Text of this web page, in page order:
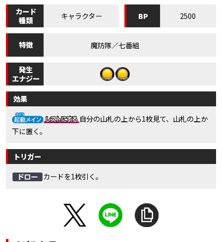
カード
種類
キャラクター BP 2500
特徴 魔防隊／七番組
発生
エナジー
効果
自分の山札の上から1枚見て、山札の上か
下に置く。
トリガー
カードを1枚引く。